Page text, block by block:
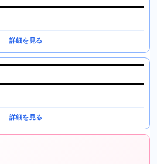
詳細を見る
詳細を見る